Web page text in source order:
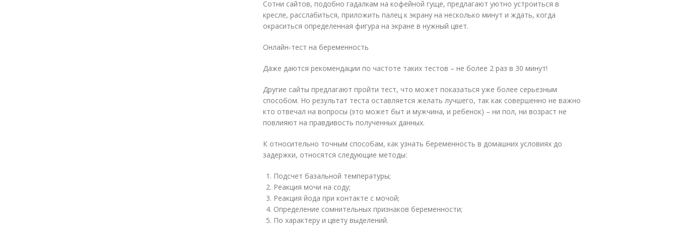
Сотни сайтов, подобно гадалкам на кофейной гуще, предлагают уютно устроиться в
кресле, расслабиться, приложить палец к экрану на несколько минут и ждать, когда
окраситься определенная фигура на экране в нужный цвет.
Онлайн-тест на беременность
Даже даются рекомендации по частоте таких тестов – не более 2 раз в 30 минут!
Другие сайты предлагают пройти тест, что может показаться уже более серьезным
способом. Но результат теста оставляется желать лучшего, так как совершенно не важно
кто отвечал на вопросы (это может быт и мужчина, и ребенок) – ни пол, ни возраст не
повлияют на правдивость полученных данных.
К относительно точным способам, как узнать беременность в домашних условиях до
задержки, относятся следующие методы:
Подсчет базальной температуры;
Реакция мочи на соду;
Реакция йода при контакте с мочой;
Определение сомнительных признаков беременности;
По характеру и цвету выделений.